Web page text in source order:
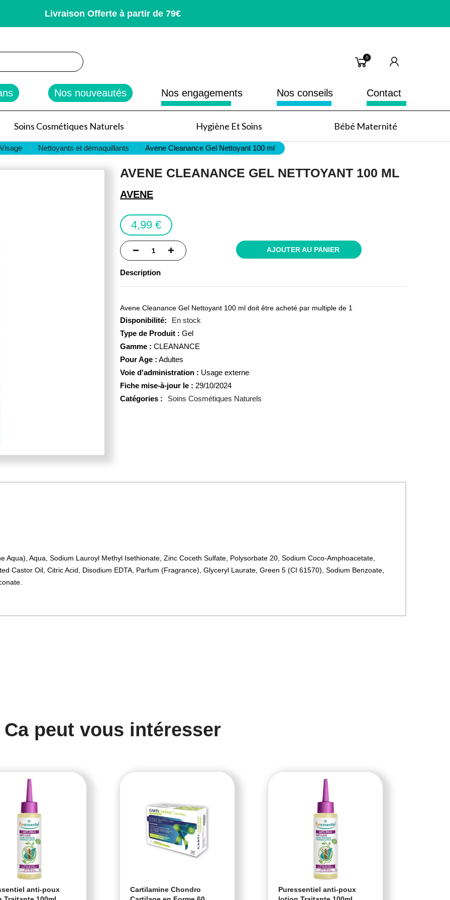
Livraison Offerte à partir de 79€
0
Nos nouveautés Nos engagements Nos conseils Contact
Soins Cosmétiques Naturels Hygiène Et Soins Bébé Maternité
Nettoyants et démaquillants Avene Cleanance Gel Nettoyant 100 ml
AVENE CLEANANCE GEL NETTOYANT 100 ML
AVENE
4,99 €
AJOUTER AU PANIER
Description
Avene Cleanance Gel Nettoyant 100 ml doit être acheté par multiple de 1
En stock
Type de Produit : Gel
Gamme : CLEANANCE
Pour Age : Adultes
Voie d'administration : Usage externe
Fiche mise-à-jour le : 29/10/2024
Catégories :
Soins Cosmétiques Naturels
Aqua), Aqua, Sodium Lauroyl Methyl Isethionate, Zinc Coceth Sulfate, Polysorbate 20, Sodium Coco-Amphoacetate,
Castor Oil, Citric Acid, Disodium EDTA, Parfum (Fragrance), Glyceryl Laurate, Green 5 (CI 61570), Sodium Benzoate,
Ca peut vous intéresser
anti-poux
Cartilamine Chondro
Puressentiel anti-poux